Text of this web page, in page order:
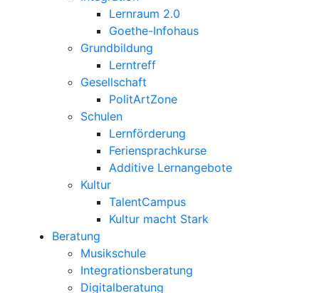
Lernraum 2.0
Goethe-Infohaus
Grundbildung
Lerntreff
Gesellschaft
PolitArtZone
Schulen
Lernförderung
Feriensprachkurse
Additive Lernangebote
Kultur
TalentCampus
Kultur macht Stark
Beratung
Musikschule
Integrationsberatung
Digitalberatung